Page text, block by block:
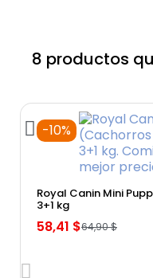
8 productos
-10%
Royal Canin Mini
3+1 kg
64,90 $
58,41 $